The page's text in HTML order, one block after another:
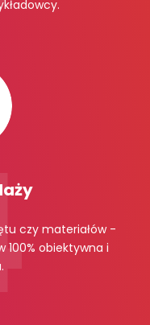
czy materiałów -
100% obiektywna i